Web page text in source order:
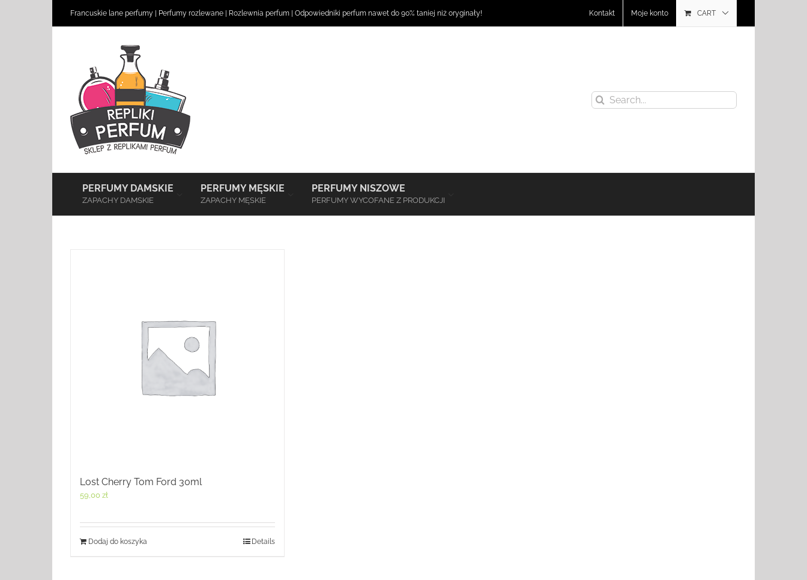
Francuskie lane perfumy Perfumy rozlewane Rozlewnia perfum Odpowiedniki perfum nawet do 90% taniej niż oryginały! Kontakt Moje konto CART
Search
for:
PERFUMY DAMSKIE
ZAPACHY DAMSKIE
PERFUMY MĘSKIE
ZAPACHY MĘSKIE
PERFUMY NISZOWE
PERFUMY WYCOFANE Z PRODUKCJI
Lost Cherry Tom Ford 30ml
59,00 zł
Dodaj do koszyka Details